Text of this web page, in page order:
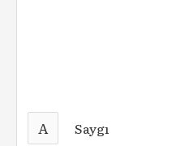
A Saygı